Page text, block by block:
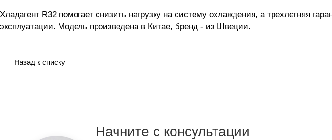
Хладагент R32 помогает снизить нагрузку на систему охлаждения, а трехлетняя
эксплуатации. Модель произведена в Китае, бренд - из Швеции.
Назад к списку
Начните с консультации